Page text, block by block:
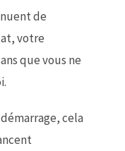
de
votre
que vous ne
cela